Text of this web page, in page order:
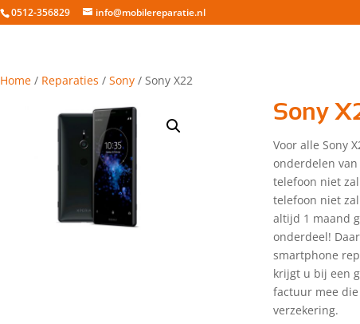
0512-356829 info@mobilereparatie.nl
Home/ Reparaties / Sony/ Sony X22
Sony
Voor alle Sony
onderdelen
telefoon niet
telefoon niet
altijd 1 maand
onderdeel!
smartphone
krijgt u bij een
factuur mee
verzekering.